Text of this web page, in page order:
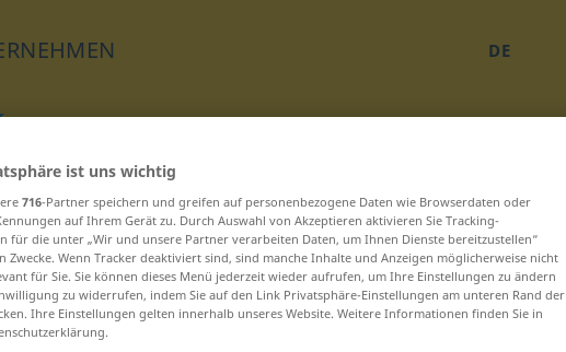
DE
ist uns wichtig
716-Partner speichern und greifen auf personenbezogene Daten wie Browserdaten oder
auf Ihrem Gerät zu. Durch Auswahl von Akzeptieren aktivieren Sie Tracking-
für die unter „Wir und unsere Partner verarbeiten Daten, um Ihnen Dienste bereitzustellen“
Zwecke. Wenn Tracker deaktiviert sind, sind manche Inhalte und Anzeigen möglicherweise nicht
für Sie. Sie können dieses Menü jederzeit wieder aufrufen, um Ihre Einstellungen zu ändern
zu widerrufen, indem Sie auf den Link Privatsphäre-Einstellungen am unteren Rand der
Ihre Einstellungen gelten innerhalb unseres Website. Weitere Informationen finden Sie in